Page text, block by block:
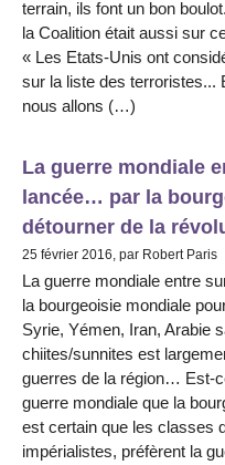
terrain, ils font un bon
la Coalition était aussi sur
« Les Etats-Unis ont
sur la liste des terroristes...
nous allons (…)
La guerre mondiale
lancée… par la
détourner de la
25 février 2016, par Robert Paris
La guerre mondiale entre
la bourgeoisie mondiale
Syrie, Yémen, Iran, Arabie
chiites/sunnites est
guerres de la région… Est-
guerre mondiale que la
est certain que les classes
impérialistes, préfèrent la